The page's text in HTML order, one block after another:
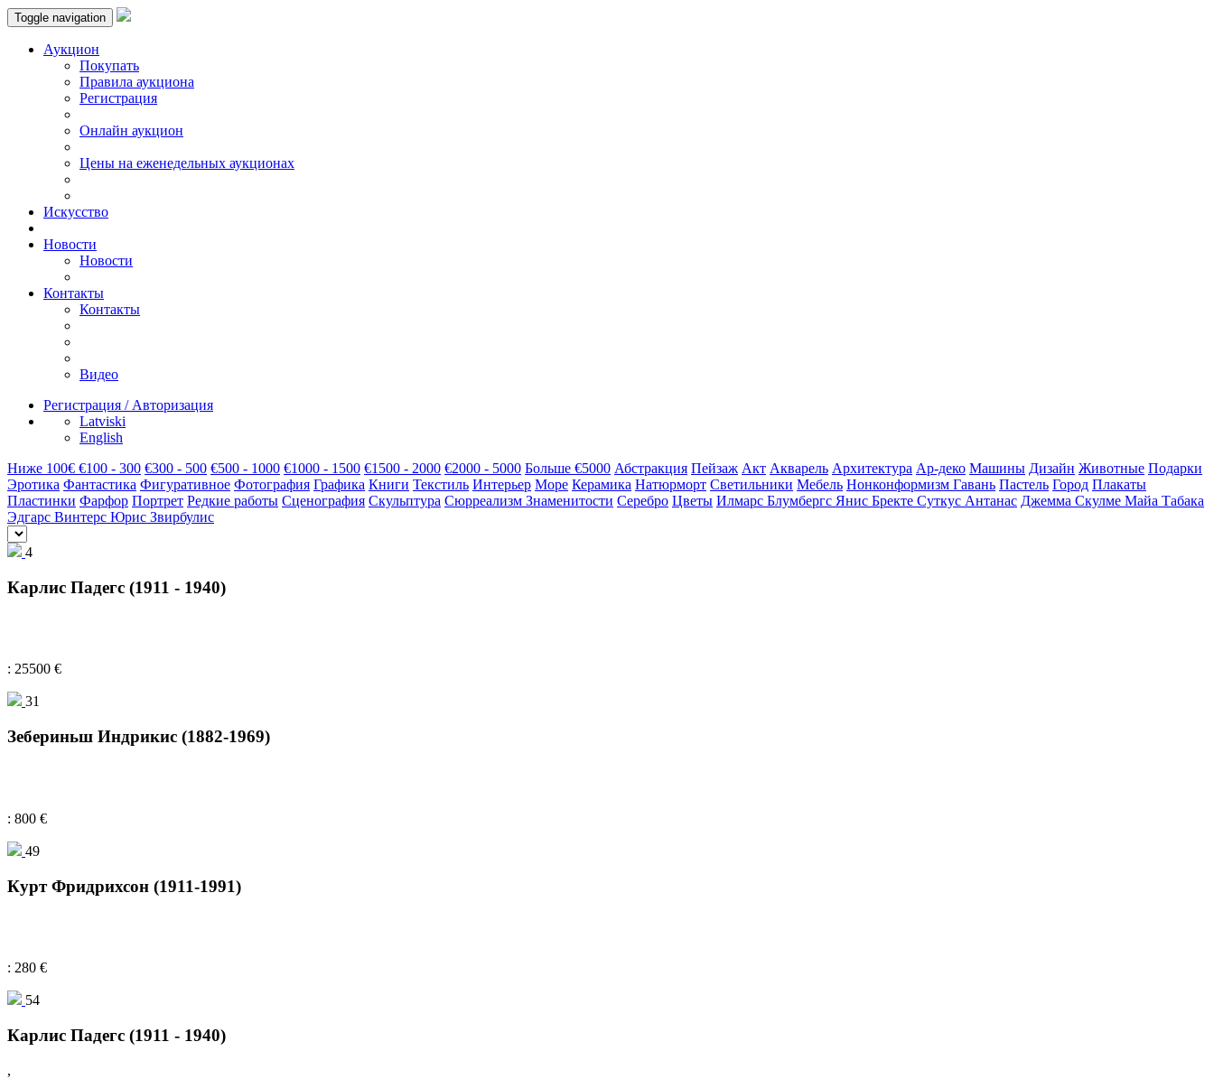
Toggle navigation
Аукцион
Пoкупать
Правила аукциона
Регистрация
Онлайн аукцион
Цены на еженедельных аукционах
Искусствo
Новости
Новости
Контакты
Контакты
Видео
Регистрация / Авторизация
Latviski
English
Hиже 100€ €100 - 300 €300 - 500 €500 - 1000 €1000 - 1500 €1500 - 2000 €2000 - 5000 Больше €5000 Абстракция Пейзаж Акт Акварель Архитектура Ар-деко Машины Дизайн Животные Подарки
Эротика Фантастика Фигуративное Фотография Графика Книги Текстиль Интерьер Море Керамика Натюрморт Светильники Мебель Нонконформизм Гавань Пастель Город Плакаты
Пластинки Фарфор Портрет Редкие работы Сценография Скульптура Сюрреализм Знаменитости Серебро Цветы Илмарс Блумбергс Янис Бректе Суткус Антанас Джемма Скулме Майа Табака
Эдгарс Винтерс Юрис Звирбулис
4
Карлис Падегс (1911 - 1940)
: 25500 €
31
Зебериньш Индрикис (1882-1969)
: 800 €
49
Курт Фридрихсон (1911-1991)
: 280 €
54
Карлис Падегс (1911 - 1940)
,